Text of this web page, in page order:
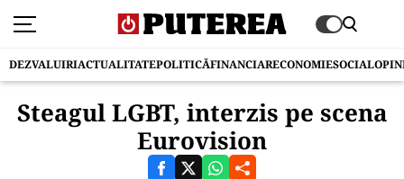
DEZVALUIRIACTUALITATEPOLITICĂFINANCIARECONOMIESOCIAL
Steagul LGBT, interzis pe scena
Eurovision